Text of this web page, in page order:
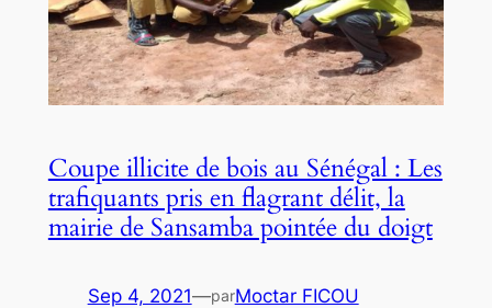
Coupe illicite de bois au Sénégal : Les
trafiquants pris en flagrant délit, la
mairie de Sansamba pointée du doigt
Sep 4, 2021—parMoctar FICOU